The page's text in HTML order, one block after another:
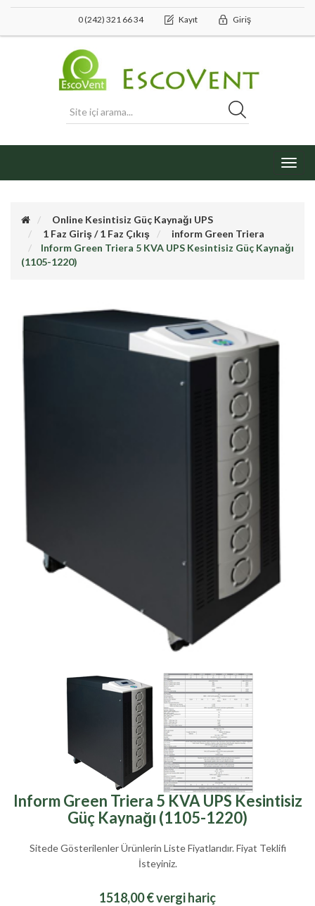
0 (242) 321 66 34 Kayıt Giriş
Online Kesintisiz Güç Kaynağı UPS
1 Faz Giriş / 1 Faz Çıkış
inform Green Triera
Inform Green Triera 5 KVA UPS Kesintisiz Güç Kaynağı
(1105-1220)
Inform Green Triera 5 KVA UPS Kesintisiz
Güç Kaynağı (1105-1220)
Sitede Gösterilenler Ürünlerin Liste Fiyatlarıdır. Fiyat Teklifi
İsteyiniz.
1518,00 € vergi hariç